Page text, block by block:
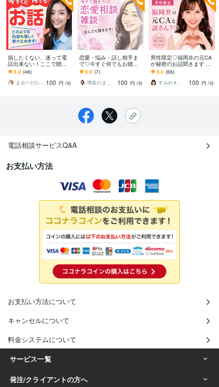
損したくない、迷って電
話出来ない！ここで聴き
ます ニコニコ、シクシ
ク、ざわざわ、もやも
や、うきうき♡何でもGO
5.0 (46)
まみ⭐そのま～んまのあなたでお帰りなさい 100 円 /分
恋愛・悩み・話し相手ま
で♡今すぐ何でもお聴き
します 今すぐ誰かと話し
たいあなたのために、24
時間待機中！５分でも
5.0 (7)
博多のまろん✤あなたの心がほどける時間✨
100 円 /分
男性限定♡福岡弁の元CA
が秘密のお話聞きます 雑
談・趣味・恋愛・性の悩
みなど…な〜んでも聞く
けんね！
5.0 (66)
すみれ✈️福岡弁の元CA
100 円 /分
電話相談サービスQ&A
お支払い方法
お支払い方法について
キャンセルについて
料金システムについて